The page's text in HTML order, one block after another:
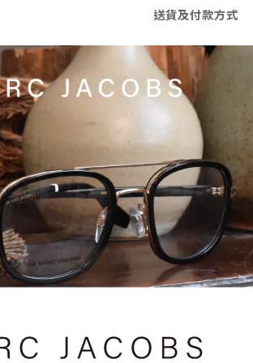
送貨及付款方式